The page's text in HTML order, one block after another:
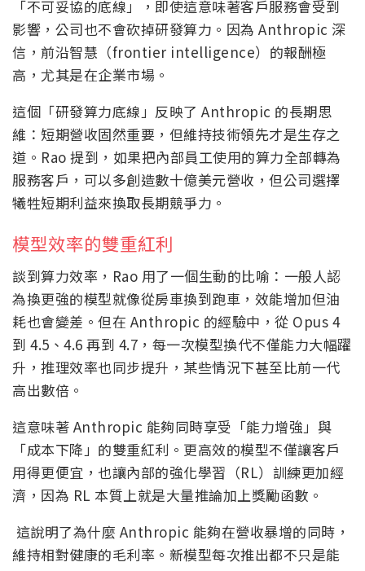
「不可妥協的底線」，即使這意味著客戶服務會受到
影響，公司也不會砍掉研發算力。因為 Anthropic 深
信，前沿智慧（frontier intelligence）的報酬極
高，尤其是在企業市場。
這個「研發算力底線」反映了 Anthropic 的長期思
維：短期營收固然重要，但維持技術領先才是生存之
道。Rao 提到，如果把內部員工使用的算力全部轉為
服務客戶，可以多創造數十億美元營收，但公司選擇
犧牲短期利益來換取長期競爭力。
模型效率的雙重紅利
談到算力效率，Rao 用了一個生動的比喻：一般人認
為換更強的模型就像從房車換到跑車，效能增加但油
耗也會變差。但在 Anthropic 的經驗中，從 Opus 4
到 4.5、4.6 再到 4.7，每一次模型換代不僅能力大幅躍
升，推理效率也同步提升，某些情況下甚至比前一代
高出數倍。
這意味著 Anthropic 能夠同時享受「能力增強」與
「成本下降」的雙重紅利。更高效的模型不僅讓客戶
用得更便宜，也讓內部的強化學習（RL）訓練更加經
濟，因為 RL 本質上就是大量推論加上獎勵函數。
這說明了為什麼 Anthropic 能夠在營收暴增的同時，
維持相對健康的毛利率。新模型每次推出都不只是能